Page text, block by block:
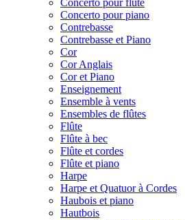
Concerto pour flûte
Concerto pour piano
Contrebasse
Contrebasse et Piano
Cor
Cor Anglais
Cor et Piano
Enseignement
Ensemble à vents
Ensembles de flûtes
Flûte
Flûte à bec
Flûte et cordes
Flûte et piano
Harpe
Harpe et Quatuor à Cordes
Haubois et piano
Hautbois